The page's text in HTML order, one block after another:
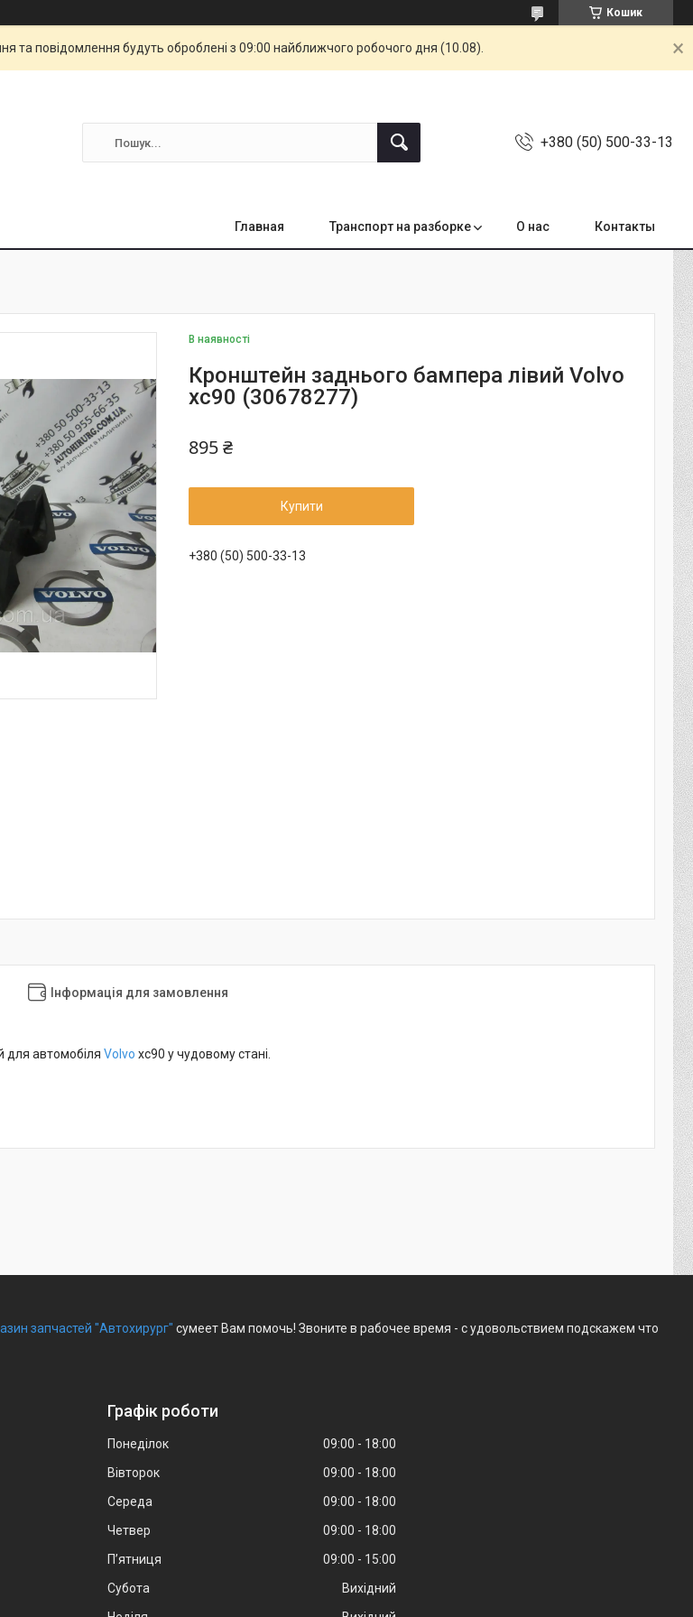
Кошик
та повідомлення будуть оброблені з 09:00 найближчого робочого дня (10.08).
+380 (50) 500-33-13
Главная Транспорт на разборке О нас Контакты
В наявності
Кронштейн заднього бампера лівий Volvo
xc90 (30678277)
895 ₴
Купити
+380 (50) 500-33-13
Інформація для замовлення
для автомобіля Volvo xc90 у чудовому стані.
запчастей "Автохирург" сумеет Вам помочь! Звоните в рабочее время - с удовольствием подскажем что
Графік роботи
Понеділок 09:00
18:00
Вівторок
09:00
18:00
Середа
09:00
18:00
Четвер
09:00
18:00
Пʼятниця
09:00
15:00
Субота
Вихідний